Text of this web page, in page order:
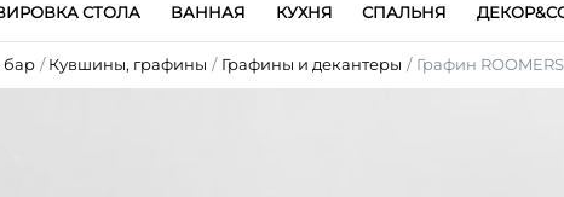
СТОЛА ВАННАЯ КУХНЯ СПАЛЬНЯ
бар Кувшины, графины Графины и декантеры Графин